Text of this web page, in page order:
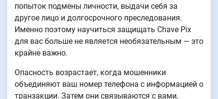
попыток подмены личности, выдачи себя за
другое лицо и долгосрочного преследования.
Именно поэтому научиться защищать Chave Pix
для вас больше не является необязательным — это
крайне важно.
Опасность возрастает, когда мошенники
объединяют ваш номер телефона с информацией о
транзакции. Затем они связываются с вами,